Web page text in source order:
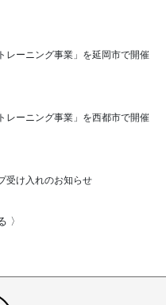
レーニング事業」を延岡市で開催
レーニング事業」を西都市で開催
受け入れのお知らせ
〉